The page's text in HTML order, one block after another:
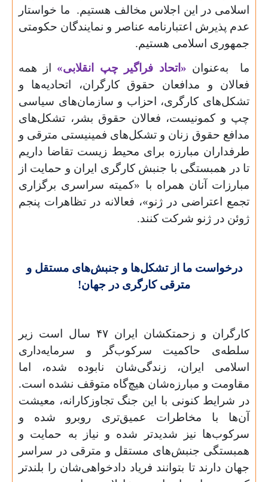
اسلامی در این اجلاس مخالف هستیم. ما خواستار
عدم پذیرش اعتبارنامه عناصر و نمایندگان حکومتی
جمهوری اسلامی هستیم.
ما به‌عنوان «اتحاد فراگیر چپ انقلابی» از همه
فعالان و مدافعان حقوق کارگران، اتحادیه‌ها و
تشکل‌های کارگری، احزاب و سازمان‌های سیاسی
چپ و کمونیست، فعالان حقوق بشر، تشکل‌های
مدافع حقوق زنان و تشکل‌های فمینیستی مترقی و
طرفداران مبارزه برای محیط زیست تقاضا داریم
تا در همبستگی با جنبش کارگری ایران و حمایت از
مبارزات آنان همراه با «کمیته سراسری برگزاری
تجمع اعتراضی در ژنو»، فعالانه در تظاهرات پنجم
ژوئن در ژنو شرکت کنند.
درخواست ما از تشکل‌ها و جنبش‌های مستقل و
مترقی کارگری در جهان!
کارگران و زحمتکشان ایران ۴۷ سال است زیر
سلطه‌ی حاکمیت سرکوب‌گر و سرمایه‌داری
اسلامی ایران، زندگی‌شان نابوده شده، اما
مقاومت و مبارزه‌شان هیچ‌گاه متوقف نشده است.
در شرایط کنونی با این جنگ تجاوزکارانه، معیشت
آن‌ها با مخاطرات عمیق‌تری روبرو شده و
سرکوب‌ها نیز شدیدتر شده و نیاز به حمایت و
همبستگی جنبش‌های مستقل و مترقی در سراسر
جهان دارند تا بتوانند فریاد دادخواهی‌شان را بلندتر